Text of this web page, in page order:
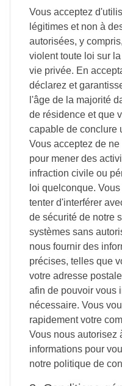
Vous acceptez
légitimes et non à
autorisées, y
violent toute loi sur
vie privée. En
déclarez et
l'âge de la majorité
de résidence et que
capable de conclure
Vous acceptez de
pour mener des
infraction civile ou
loi quelconque.
tenter d'interférer
de sécurité de notre
systèmes sans
nous fournir des
précises, telles que
votre adresse
afin de pouvoir vous
nécessaire. Vous
rapidement votre
Vous nous autorisez
informations pour
notre politique de